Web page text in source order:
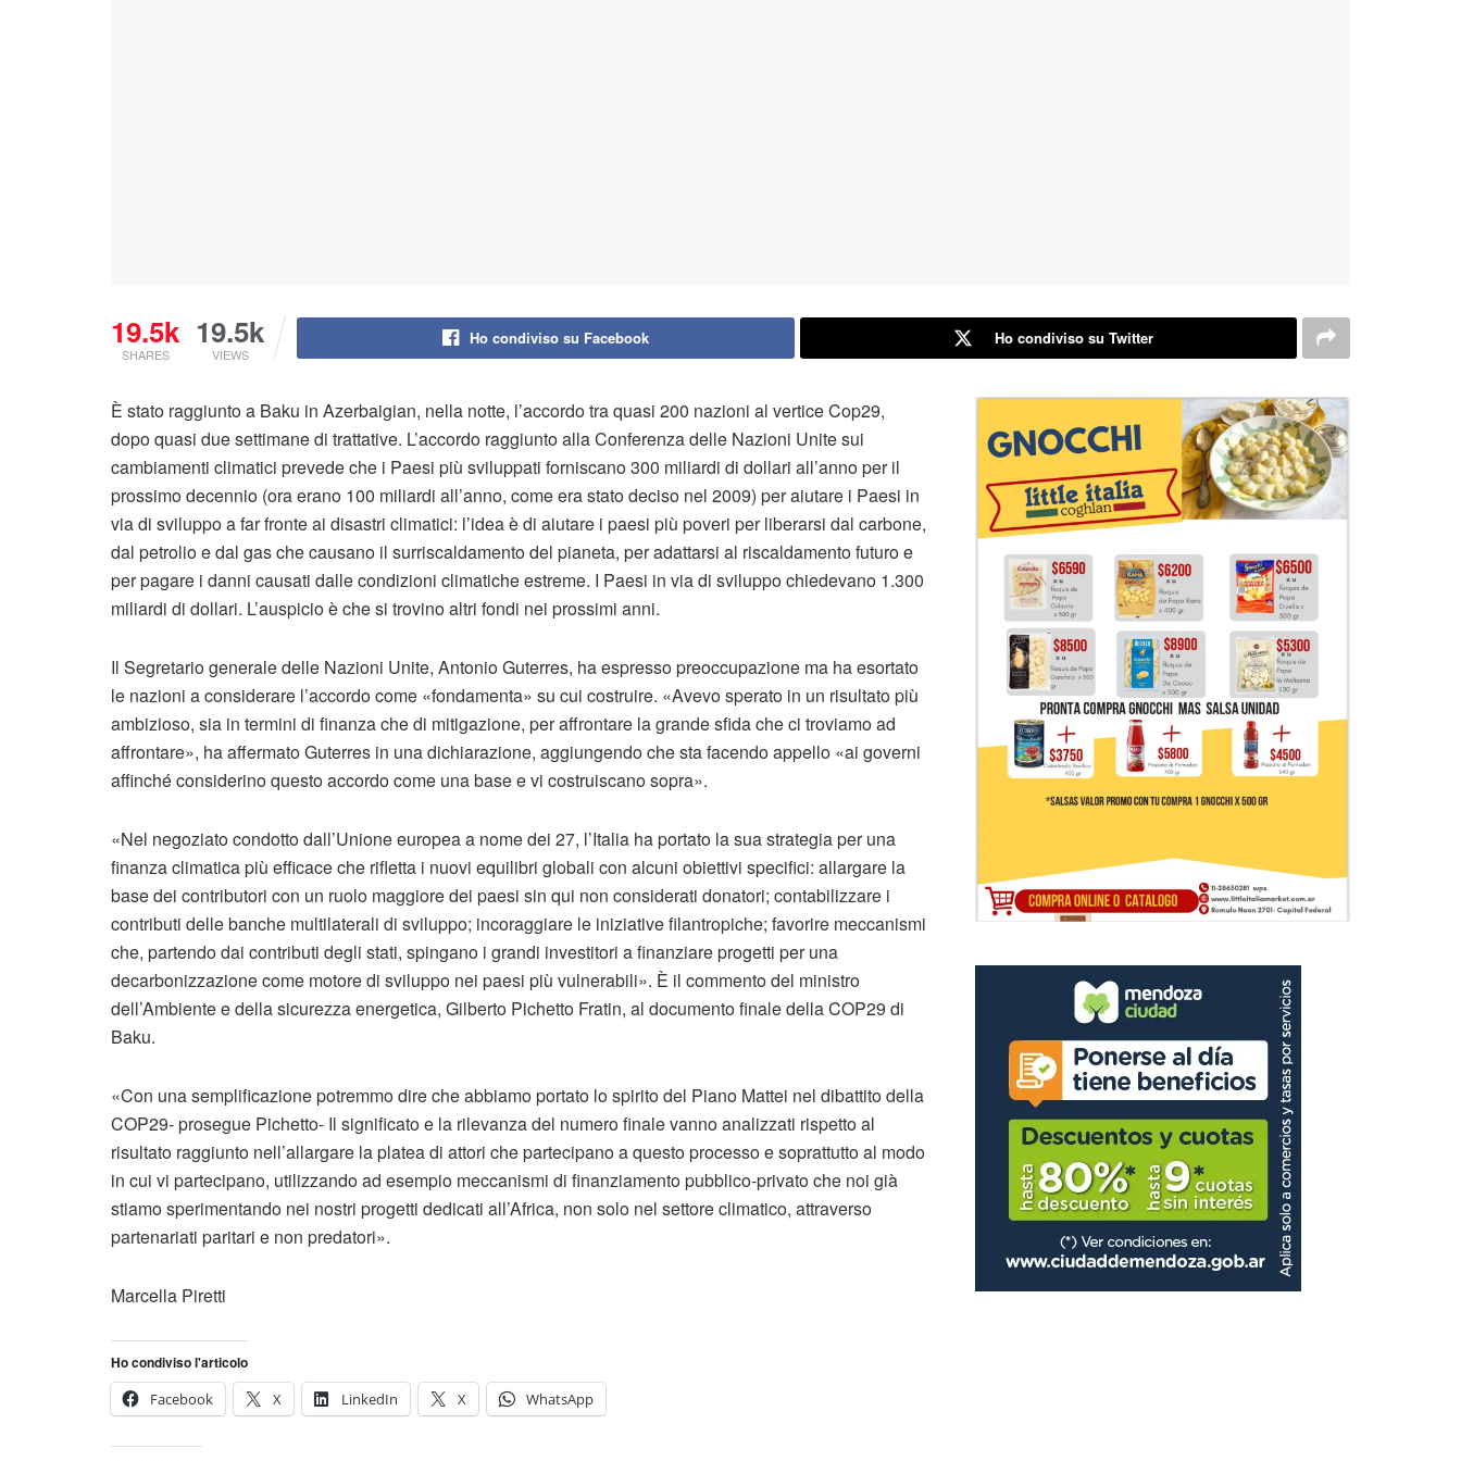
19.5k
SHARES
19.5k
VIEWS
Ho condiviso su Facebook Ho condiviso su Twitter
È stato raggiunto a Baku in Azerbaigian, nella notte, l’accordo tra quasi 200 nazioni al vertice Cop29,
dopo quasi due settimane di trattative. L’accordo raggiunto alla Conferenza delle Nazioni Unite sui
cambiamenti climatici prevede che i Paesi più sviluppati forniscano 300 miliardi di dollari all’anno per il
prossimo decennio (ora erano 100 miliardi all’anno, come era stato deciso nel 2009) per aiutare i Paesi in
via di sviluppo a far fronte ai disastri climatici: l’idea è di aiutare i paesi più poveri per liberarsi dal carbone,
dal petrolio e dal gas che causano il surriscaldamento del pianeta, per adattarsi al riscaldamento futuro e
per pagare i danni causati dalle condizioni climatiche estreme. I Paesi in via di sviluppo chiedevano 1.300
miliardi di dollari. L’auspicio è che si trovino altri fondi nei prossimi anni.
Il Segretario generale delle Nazioni Unite, Antonio Guterres, ha espresso preoccupazione ma ha esortato
le nazioni a considerare l’accordo come «fondamenta» su cui costruire. «Avevo sperato in un risultato più
ambizioso, sia in termini di finanza che di mitigazione, per affrontare la grande sfida che ci troviamo ad
affrontare», ha affermato Guterres in una dichiarazione, aggiungendo che sta facendo appello «ai governi
affinché considerino questo accordo come una base e vi costruiscano sopra».
«Nel negoziato condotto dall’Unione europea a nome dei 27, l’Italia ha portato la sua strategia per una
finanza climatica più efficace che rifletta i nuovi equilibri globali con alcuni obiettivi specifici: allargare la
base dei contributori con un ruolo maggiore dei paesi sin qui non considerati donatori; contabilizzare i
contributi delle banche multilaterali di sviluppo; incoraggiare le iniziative filantropiche; favorire meccanismi
che, partendo dai contributi degli stati, spingano i grandi investitori a finanziare progetti per una
decarbonizzazione come motore di sviluppo nei paesi più vulnerabili». È il commento del ministro
dell’Ambiente e della sicurezza energetica, Gilberto Pichetto Fratin, al documento finale della COP29 di
Baku.
«Con una semplificazione potremmo dire che abbiamo portato lo spirito del Piano Mattei nel dibattito della
COP29- prosegue Pichetto- Il significato e la rilevanza del numero finale vanno analizzati rispetto al
risultato raggiunto nell’allargare la platea di attori che partecipano a questo processo e soprattutto al modo
in cui vi partecipano, utilizzando ad esempio meccanismi di finanziamento pubblico-privato che noi già
stiamo sperimentando nei nostri progetti dedicati all’Africa, non solo nel settore climatico, attraverso
partenariati paritari e non predatori».
Marcella Piretti
Ho condiviso l'articolo
Facebook
X LinkedIn X WhatsApp